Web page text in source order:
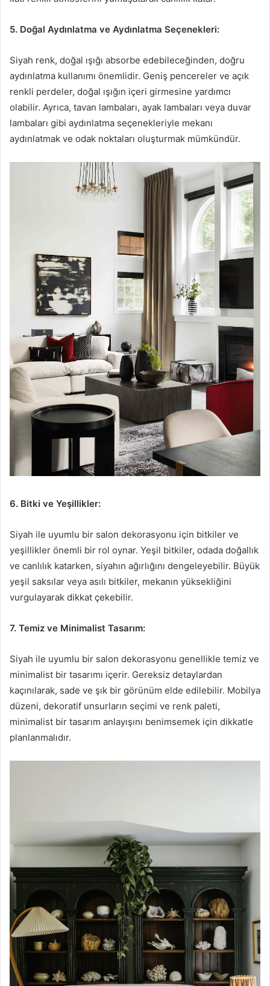
5. Doğal Aydınlatma ve Aydınlatma Seçenekleri:
Siyah renk, doğal ışığı absorbe edebileceğinden, doğru
aydınlatma kullanımı önemlidir. Geniş pencereler ve açık
renkli perdeler, doğal ışığın içeri girmesine yardımcı
olabilir. Ayrıca, tavan lambaları, ayak lambaları veya duvar
lambaları gibi aydınlatma seçenekleriyle mekanı
aydınlatmak ve odak noktaları oluşturmak mümkündür.
6. Bitki ve Yeşillikler:
Siyah ile uyumlu bir salon dekorasyonu için bitkiler ve
yeşillikler önemli bir rol oynar. Yeşil bitkiler, odada doğallık
ve canlılık katarken, siyahın ağırlığını dengeleyebilir. Büyük
yeşil saksılar veya asılı bitkiler, mekanın yüksekliğini
vurgulayarak dikkat çekebilir.
7. Temiz ve Minimalist Tasarım:
Siyah ile uyumlu bir salon dekorasyonu genellikle temiz ve
minimalist bir tasarımı içerir. Gereksiz detaylardan
kaçınılarak, sade ve şık bir görünüm elde edilebilir. Mobilya
düzeni, dekoratif unsurların seçimi ve renk paleti,
minimalist bir tasarım anlayışını benimsemek için dikkatle
planlanmalıdır.